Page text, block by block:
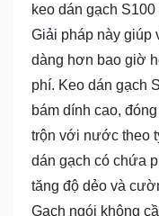
keo dán gạch
Giải pháp này giúp
dàng hơn bao giờ
phí. Keo dán gạch
bám dính cao,
trộn với nước theo
dán gạch có chứa
tăng độ dẻo và
Gạch ngói không